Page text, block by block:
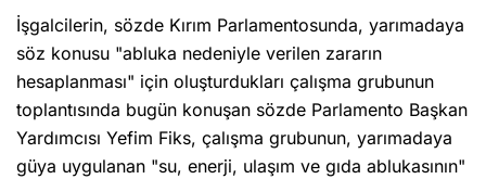
İşgalcilerin, sözde Kırım Parlamentosunda, yarımadaya
söz konusu "abluka nedeniyle verilen zararın
hesaplanması" için oluşturdukları çalışma grubunun
toplantısında bugün konuşan sözde Parlamento Başkan
Yardımcısı Yefim Fiks, çalışma grubunun, yarımadaya
güya uygulanan "su, enerji, ulaşım ve gıda ablukasının"